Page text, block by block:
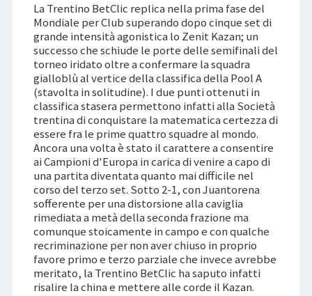
La Trentino BetClic replica nella prima fase del
Mondiale per Club superando dopo cinque set di
grande intensità agonistica lo Zenit Kazan; un
successo che schiude le porte delle semifinali del
torneo iridato oltre a confermare la squadra
gialloblù al vertice della classifica della Pool A
(stavolta in solitudine). I due punti ottenuti in
classifica stasera permettono infatti alla Società
trentina di conquistare la matematica certezza di
essere fra le prime quattro squadre al mondo.
Ancora una volta è stato il carattere a consentire
ai Campioni d'Europa in carica di venire a capo di
una partita diventata quanto mai difficile nel
corso del terzo set. Sotto 2-1, con Juantorena
sofferente per una distorsione alla caviglia
rimediata a metà della seconda frazione ma
comunque stoicamente in campo e con qualche
recriminazione per non aver chiuso in proprio
favore primo e terzo parziale che invece avrebbe
meritato, la Trentino BetClic ha saputo infatti
risalire la china e mettere alle corde il Kazan.